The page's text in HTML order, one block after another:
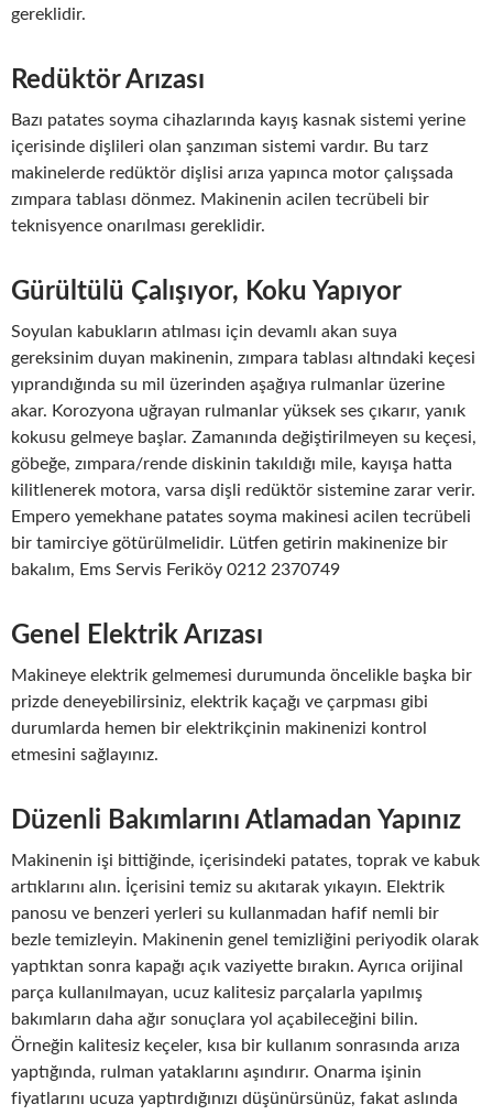
gereklidir.
Redüktör Arızası
Bazı patates soyma cihazlarında kayış kasnak sistemi yerine
içerisinde dişlileri olan şanzıman sistemi vardır. Bu tarz
makinelerde redüktör dişlisi arıza yapınca motor çalışsada
zımpara tablası dönmez. Makinenin acilen tecrübeli bir
teknisyence onarılması gereklidir.
Gürültülü Çalışıyor, Koku Yapıyor
Soyulan kabukların atılması için devamlı akan suya
gereksinim duyan makinenin, zımpara tablası altındaki keçesi
yıprandığında su mil üzerinden aşağıya rulmanlar üzerine
akar. Korozyona uğrayan rulmanlar yüksek ses çıkarır, yanık
kokusu gelmeye başlar. Zamanında değiştirilmeyen su keçesi,
göbeğe, zımpara/rende diskinin takıldığı mile, kayışa hatta
kilitlenerek motora, varsa dişli redüktör sistemine zarar verir.
Empero yemekhane patates soyma makinesi acilen tecrübeli
bir tamirciye götürülmelidir. Lütfen getirin makinenize bir
bakalım, Ems Servis Feriköy 0212 2370749
Genel Elektrik Arızası
Makineye elektrik gelmemesi durumunda öncelikle başka bir
prizde deneyebilirsiniz, elektrik kaçağı ve çarpması gibi
durumlarda hemen bir elektrikçinin makinenizi kontrol
etmesini sağlayınız.
Düzenli Bakımlarını Atlamadan Yapınız
Makinenin işi bittiğinde, içerisindeki patates, toprak ve kabuk
artıklarını alın. İçerisini temiz su akıtarak yıkayın. Elektrik
panosu ve benzeri yerleri su kullanmadan hafif nemli bir
bezle temizleyin. Makinenin genel temizliğini periyodik olarak
yaptıktan sonra kapağı açık vaziyette bırakın. Ayrıca orijinal
parça kullanılmayan, ucuz kalitesiz parçalarla yapılmış
bakımların daha ağır sonuçlara yol açabileceğini bilin.
Örneğin kalitesiz keçeler, kısa bir kullanım sonrasında arıza
yaptığında, rulman yataklarını aşındırır. Onarma işinin
fiyatlarını ucuza yaptırdığınızı düşünürsünüz, fakat aslında